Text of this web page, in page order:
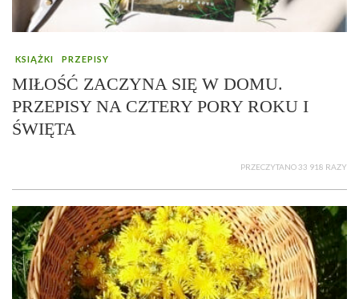
KSIĄŻKI PRZEPISY
MIŁOŚĆ ZACZYNA SIĘ W DOMU.
PRZEPISY NA CZTERY PORY ROKU I
ŚWIĘTA
PRZECZYTANO 33 918 RAZY